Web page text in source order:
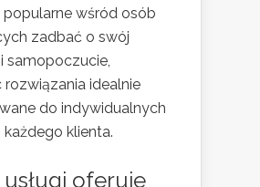
popularne wśród osób
zadbać o swój
samopoczucie,
rozwiązania idealnie
do indywidualnych
klienta.
oferuje